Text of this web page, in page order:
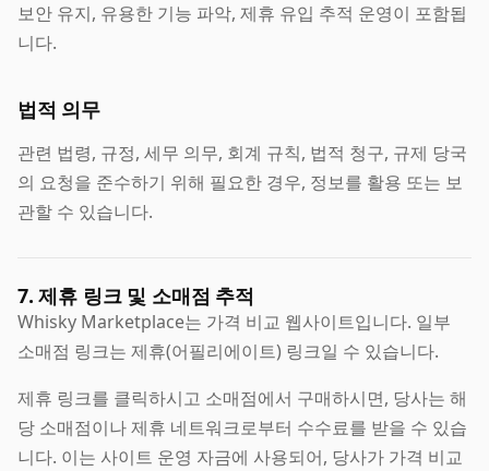
보안 유지, 유용한 기능 파악, 제휴 유입 추적 운영이 포함됩
니다.
법적 의무
관련 법령, 규정, 세무 의무, 회계 규칙, 법적 청구, 규제 당국
의 요청을 준수하기 위해 필요한 경우, 정보를 활용 또는 보
관할 수 있습니다.
7. 제휴 링크 및 소매점 추적
Whisky Marketplace는 가격 비교 웹사이트입니다. 일부
소매점 링크는 제휴(어필리에이트) 링크일 수 있습니다.
제휴 링크를 클릭하시고 소매점에서 구매하시면, 당사는 해
당 소매점이나 제휴 네트워크로부터 수수료를 받을 수 있습
니다. 이는 사이트 운영 자금에 사용되어, 당사가 가격 비교